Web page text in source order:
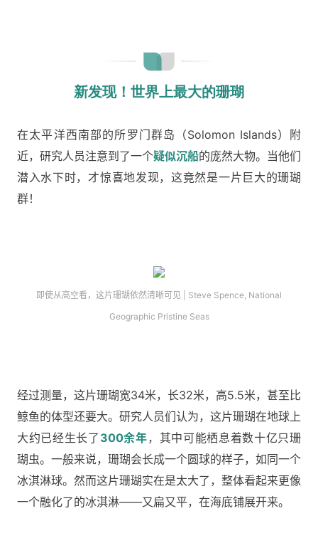
新发现！世界上最大的珊瑚
在太平洋西南部的所罗门群岛（Solomon Islands）附
近，研究人员注意到了一个疑似沉船的庞然大物。当他们
潜入水下时，才惊喜地发现，这竟然是一片巨大的珊瑚
群！
即使从高空看，这片珊瑚依然清晰可见 | Steve Spence, National
Geographic Pristine Seas
经过测量，这片珊瑚宽34米，长32米，高5.5米，甚至比
鲸鱼的体型还要大。研究人员们认为，这片珊瑚在地球上
大约已经生长了 300余年，其中可能栖息着数十亿只珊
瑚虫。一般来说，珊瑚会长成一个圆球的样子，如同一个
冰淇淋球。然而这片珊瑚实在是太大了，整体看起来更像
一个融化了的冰淇淋——又扁又平，在海底铺展开来。